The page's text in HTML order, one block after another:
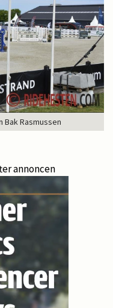
Rasmussen
annoncen